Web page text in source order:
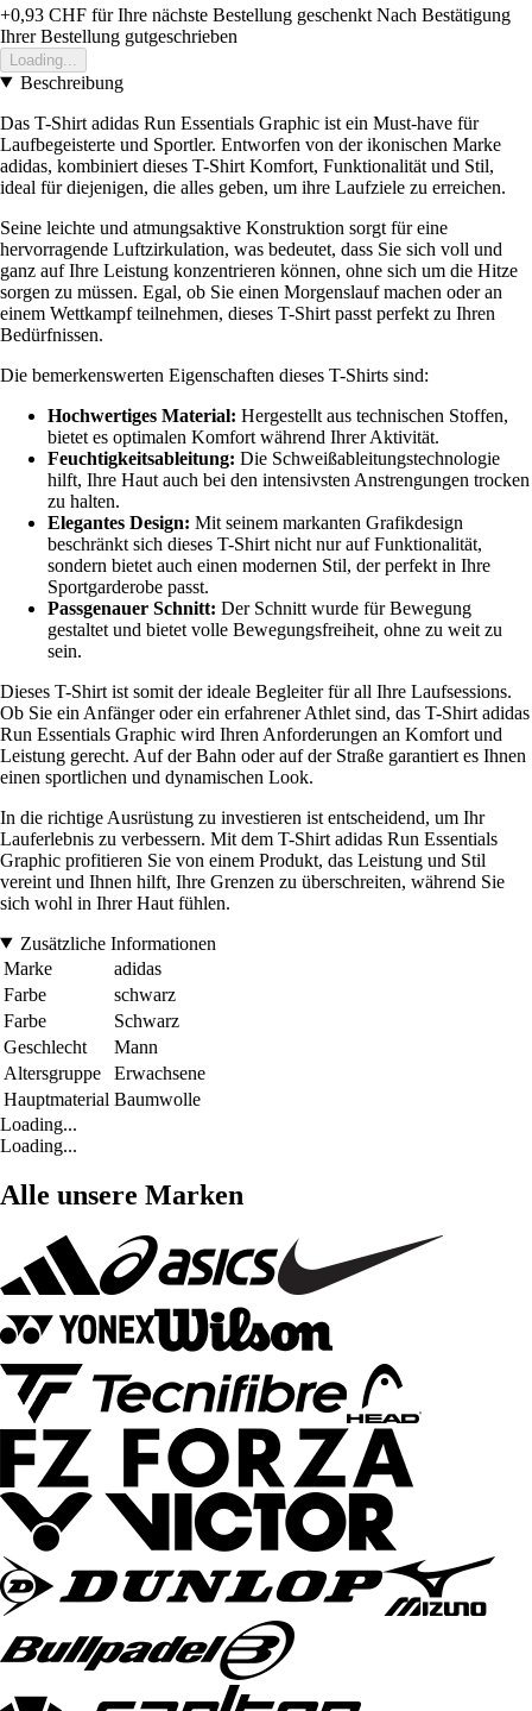
+0,93 CHF für Ihre nächste Bestellung geschenkt Nach Bestätigung
Ihrer Bestellung gutgeschrieben
Loading...
Beschreibung
Das T-Shirt adidas Run Essentials Graphic ist ein Must-have für
Laufbegeisterte und Sportler. Entworfen von der ikonischen Marke
adidas, kombiniert dieses T-Shirt Komfort, Funktionalität und Stil,
ideal für diejenigen, die alles geben, um ihre Laufziele zu erreichen.
Seine leichte und atmungsaktive Konstruktion sorgt für eine
hervorragende Luftzirkulation, was bedeutet, dass Sie sich voll und
ganz auf Ihre Leistung konzentrieren können, ohne sich um die Hitze
sorgen zu müssen. Egal, ob Sie einen Morgenslauf machen oder an
einem Wettkampf teilnehmen, dieses T-Shirt passt perfekt zu Ihren
Bedürfnissen.
Die bemerkenswerten Eigenschaften dieses T-Shirts sind:
Hochwertiges Material: Hergestellt aus technischen Stoffen,
bietet es optimalen Komfort während Ihrer Aktivität.
Feuchtigkeitsableitung: Die Schweißableitungstechnologie
hilft, Ihre Haut auch bei den intensivsten Anstrengungen trocken
zu halten.
Elegantes Design: Mit seinem markanten Grafikdesign
beschränkt sich dieses T-Shirt nicht nur auf Funktionalität,
sondern bietet auch einen modernen Stil, der perfekt in Ihre
Sportgarderobe passt.
Passgenauer Schnitt: Der Schnitt wurde für Bewegung
gestaltet und bietet volle Bewegungsfreiheit, ohne zu weit zu
sein.
Dieses T-Shirt ist somit der ideale Begleiter für all Ihre Laufsessions.
Ob Sie ein Anfänger oder ein erfahrener Athlet sind, das T-Shirt adidas
Run Essentials Graphic wird Ihren Anforderungen an Komfort und
Leistung gerecht. Auf der Bahn oder auf der Straße garantiert es Ihnen
einen sportlichen und dynamischen Look.
In die richtige Ausrüstung zu investieren ist entscheidend, um Ihr
Lauferlebnis zu verbessern. Mit dem T-Shirt adidas Run Essentials
Graphic profitieren Sie von einem Produkt, das Leistung und Stil
vereint und Ihnen hilft, Ihre Grenzen zu überschreiten, während Sie
sich wohl in Ihrer Haut fühlen.
Zusätzliche Informationen
Marke
adidas
Farbe
schwarz
Farbe
Schwarz
Geschlecht
Mann
Altersgruppe
Erwachsene
Hauptmaterial Baumwolle
Loading...
Loading...
Alle unsere Marken